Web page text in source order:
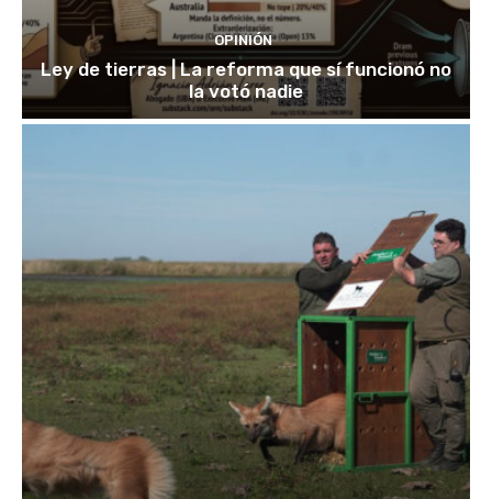
OPINIÓN
Ley de tierras | La reforma que sí funcionó no
la votó nadie